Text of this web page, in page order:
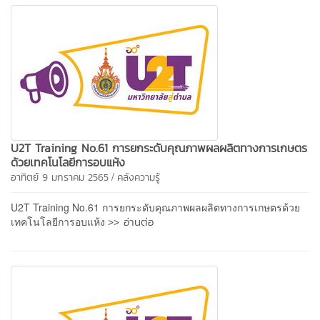
U2T Training No.61 การยกระดับคุณภาพผลผลิตทางการเกษตร
ด้วยเทคโนโลยีการอบแห้ง
อาทิตย์ 9 มกราคม 2565 / คลังความรู้
U2T Training No.61 การยกระดับคุณภาพผลผลิตทางการเกษตรด้วย
เทคโนโลยีการอบแห้ง >> อ่านต่อ